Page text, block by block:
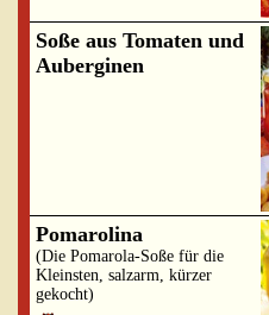
Soße aus Tomaten und
Auberginen
Pomarolina
(Die Pomarola-Soße für die
Kleinsten, salzarm, kürzer
gekocht)